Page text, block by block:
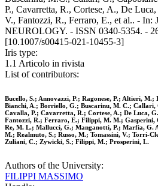
P., Cavarretta, R., Cortese, A., De
V., Fantozzi, R., Ferraro, E., et al.. -
NEUROLOGY. - ISSN 0340-5354. -
[10.1007/s00415-021-10455-3]
Iris type:
1.1 Articolo in rivista
List of contributors:
Bucello, S.; Annovazzi, P.; Ragonese, P.; Altieri, M.;
Bianchi, A.; Borriello, G.; Buscarinu, M. C.; Callari,
Cavalla, P.; Cavarretta, R.; Cortese, A.; De Luca,
Fantozzi, R.; Ferraro, E.; Filippi, M. M.;
Re, M. L.; Mallucci, G.; Manganotti, P.; Marfia, G.
M.; Realmuto, S.; Russo, M.; Tomassini, V.; Torri-
Zuliani, C.; Zywicki, S.; Filippi, M.; Prosperini, L.
Authors of the University:
FILIPPI MASSIMO